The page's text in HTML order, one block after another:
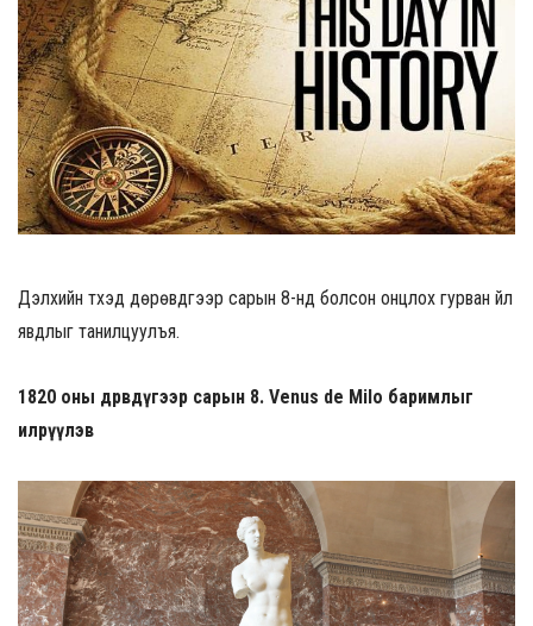
Дэлхийн түүхэд дөрөвдүгээр сарын 8-нд болсон онцлох гурван үйл
явдлыг танилцуулъя.
1820 оны дөрөвдүгээр сарын 8. Venus de Milo баримлыг
илрүүлэв